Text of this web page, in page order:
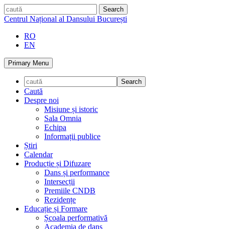
Skip
to
caută
Centrul Național al Dansului București
RO
EN
Primary Menu
Caută
Despre noi
Misiune și istoric
Sala Omnia
Echipa
Informații publice
Știri
Calendar
Producție și Difuzare
Dans și performance
Intersecții
Premiile CNDB
Rezidențe
Educație și Formare
Școala performativă
Academia de dans